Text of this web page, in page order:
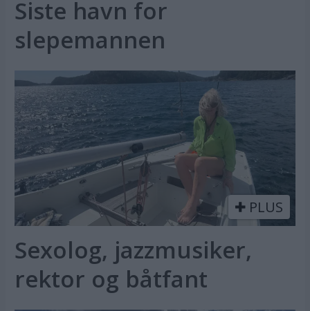
Siste havn for
slepemannen
PLUS
Sexolog, jazzmusiker,
rektor og båtfant